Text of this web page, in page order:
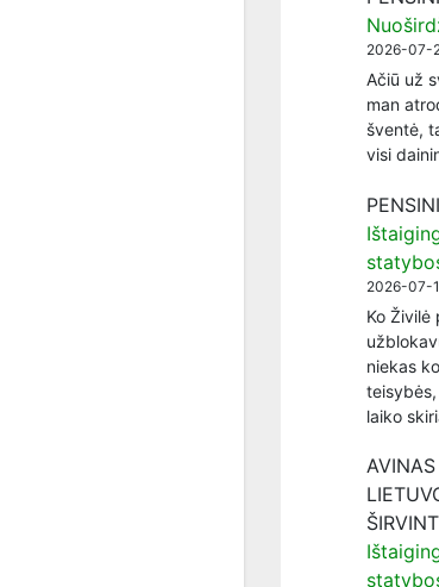
2026-07-
Ačiū už
man
šventė,
visi
2026-07-
Ko Živilė
niekas
laiko